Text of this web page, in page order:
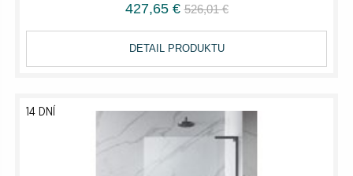
427,65 € 526,01 €
DETAIL PRODUKTU
14 DNÍ